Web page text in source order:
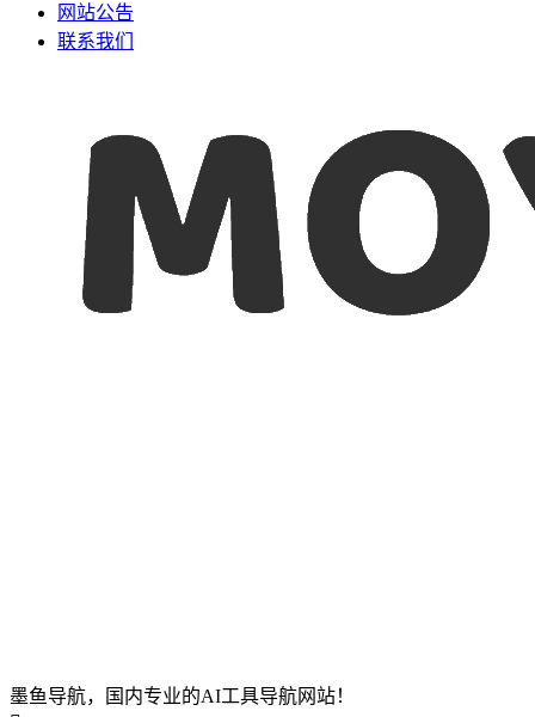
网站公告
联系我们
墨鱼导航，国内专业的AI工具导航网站！